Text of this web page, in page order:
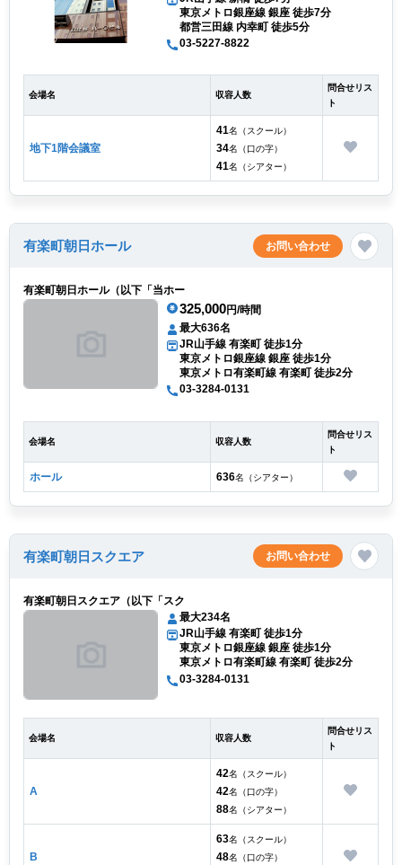
東京メトロ銀座線 銀座 徒歩7分
都営三田線 内幸町 徒歩5分
03-5227-8822
会場名 収容人数
問合せリス
ト
地下1階会議室
41名（スクール）
34名（口の字）
41名（シアター）
有楽町朝日ホール お問い合わせ
有楽町朝日ホール（以下「当ホー
325,000円/時間
最大636名
JR山手線 有楽町 徒歩1分
東京メトロ銀座線 銀座 徒歩1分
東京メトロ有楽町線 有楽町 徒歩2分
03-3284-0131
会場名 収容人数
問合せリス
ト
ホール 636名（シアター）
有楽町朝日スクエア お問い合わせ
有楽町朝日スクエア（以下「スク
最大234名
JR山手線 有楽町 徒歩1分
東京メトロ銀座線 銀座 徒歩1分
東京メトロ有楽町線 有楽町 徒歩2分
03-3284-0131
会場名 収容人数
問合せリス
ト
A
42名（スクール）
42名（口の字）
88名（シアター）
B
63名（スクール）
48名（口の字）